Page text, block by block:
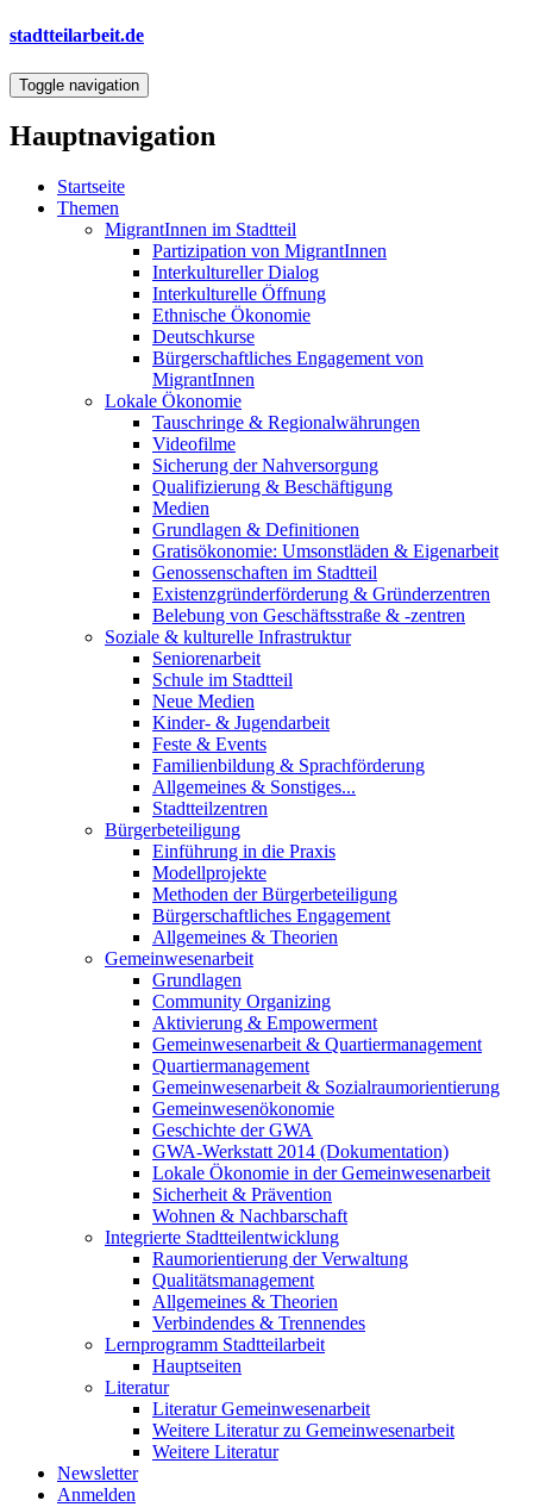
Direkt
Inhalt
stadtteilarbeit.de
Toggle navigation
Hauptnavigation
Startseite
Themen
MigrantInnen im Stadtteil
Partizipation von MigrantInnen
Interkultureller Dialog
Interkulturelle Öffnung
Ethnische Ökonomie
Deutschkurse
Bürgerschaftliches Engagement von
MigrantInnen
Lokale Ökonomie
Tauschringe & Regionalwährungen
Videofilme
Sicherung der Nahversorgung
Qualifizierung & Beschäftigung
Medien
Grundlagen & Definitionen
Gratisökonomie: Umsonstläden & Eigenarbeit
Genossenschaften im Stadtteil
Existenzgründerförderung & Gründerzentren
Belebung von Geschäftsstraße & -zentren
Soziale & kulturelle Infrastruktur
Seniorenarbeit
Schule im Stadtteil
Neue Medien
Kinder- & Jugendarbeit
Feste & Events
Familienbildung & Sprachförderung
Allgemeines & Sonstiges...
Stadtteilzentren
Bürgerbeteiligung
Einführung in die Praxis
Modellprojekte
Methoden der Bürgerbeteiligung
Bürgerschaftliches Engagement
Allgemeines & Theorien
Gemeinwesenarbeit
Grundlagen
Community Organizing
Aktivierung & Empowerment
Gemeinwesenarbeit & Quartiermanagement
Quartiermanagement
Gemeinwesenarbeit & Sozialraumorientierung
Gemeinwesenökonomie
Geschichte der GWA
GWA-Werkstatt 2014 (Dokumentation)
Lokale Ökonomie in der Gemeinwesenarbeit
Sicherheit & Prävention
Wohnen & Nachbarschaft
Integrierte Stadtteilentwicklung
Raumorientierung der Verwaltung
Qualitätsmanagement
Allgemeines & Theorien
Verbindendes & Trennendes
Lernprogramm Stadtteilarbeit
Hauptseiten
Literatur
Literatur Gemeinwesenarbeit
Weitere Literatur zu Gemeinwesenarbeit
Weitere Literatur
Newsletter
Anmelden